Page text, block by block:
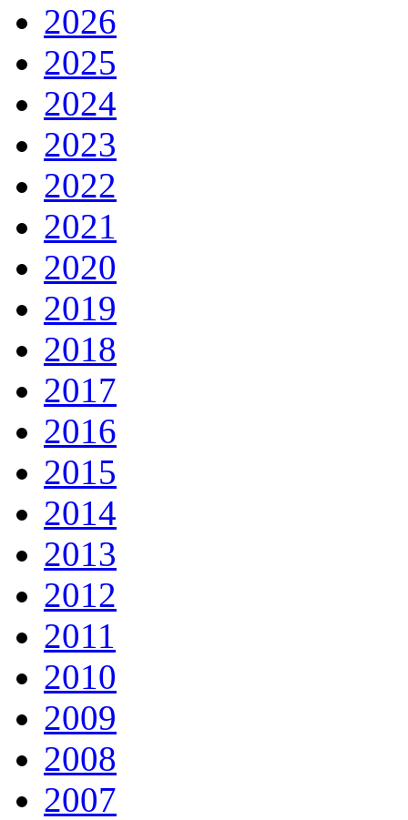
2026
2025
2024
2023
2022
2021
2020
2019
2018
2017
2016
2015
2014
2013
2012
2011
2010
2009
2008
2007